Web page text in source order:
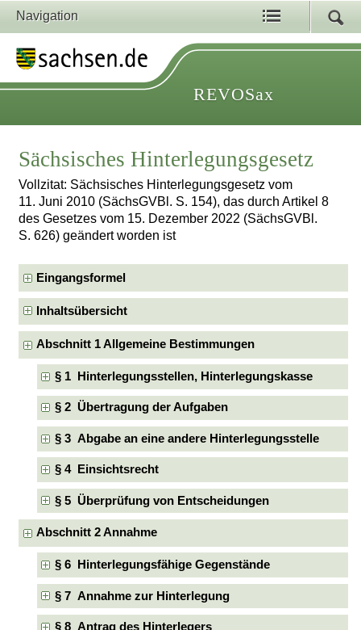
Navigation
REVOSax
Sächsisches Hinterlegungsgesetz
Vollzitat: Sächsisches Hinterlegungsgesetz vom
11. Juni 2010 (SächsGVBl. S. 154), das durch Artikel 8
des Gesetzes vom 15. Dezember 2022 (SächsGVBl.
S. 626) geändert worden ist
Eingangsformel
Inhaltsübersicht
Abschnitt 1 Allgemeine Bestimmungen
§ 1 Hinterlegungsstellen, Hinterlegungskasse
§ 2 Übertragung der Aufgaben
§ 3 Abgabe an eine andere Hinterlegungsstelle
§ 4 Einsichtsrecht
§ 5 Überprüfung von Entscheidungen
Abschnitt 2 Annahme
§ 6 Hinterlegungsfähige Gegenstände
§ 7 Annahme zur Hinterlegung
§ 8 Antrag des Hinterlegers